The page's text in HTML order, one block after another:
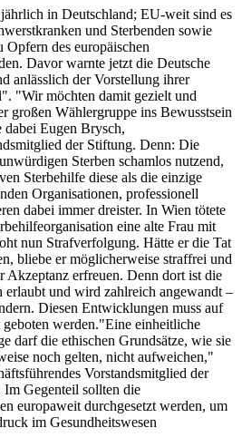
in Deutschland; EU-weit sind es
und Sterbenden sowie
des europäischen
Davor warnte jetzt die Deutsche
anlässlich der Vorstellung ihrer
"Wir möchten damit gezielt und
großen Wählergruppe ins Bewusstsein
Eugen Brysch,
der Stiftung. Denn: Die
Sterben schamlos nutzend,
Sterbehilfe diese als die einzige
Organisationen, professionell
dabei immer dreister. In Wien tötete
eine alte Frau mit
nun Strafverfolgung. Hätte er die Tat
bliebe er möglicherweise straffrei und
Akzeptanz erfreuen. Denn dort ist die
erlaubt und wird zahlreich angewandt –
Diesen Entwicklungen muss auf
werden."Eine einheitliche
darf die ethischen Grundsätze, wie sie
noch gelten, nicht aufweichen,"
Vorstandsmitglied der
Gegenteil sollten die
europaweit durchgesetzt werden, um
im Gesundheitswesen